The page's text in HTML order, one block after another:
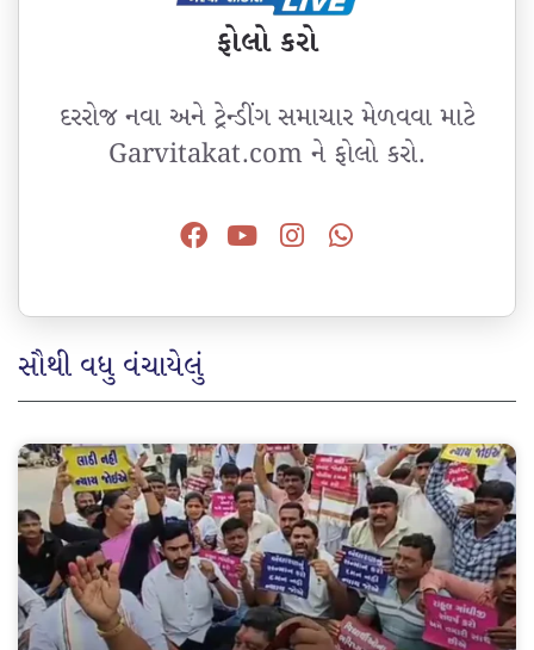
ફોલો કરો
દરરોજ નવા અને ટ્રેન્ડીંગ સમાચાર મેળવવા માટે
Garvitakat.com ને ફોલો કરો.
સૌથી વધુ વંચાયેલું